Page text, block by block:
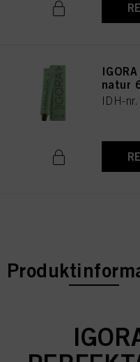
natur
IDH-
current tab: